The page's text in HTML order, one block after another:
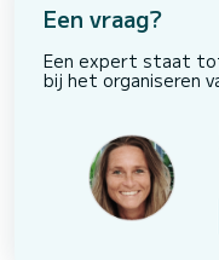
Een vraag?
Een expert staat
bij het organiseren